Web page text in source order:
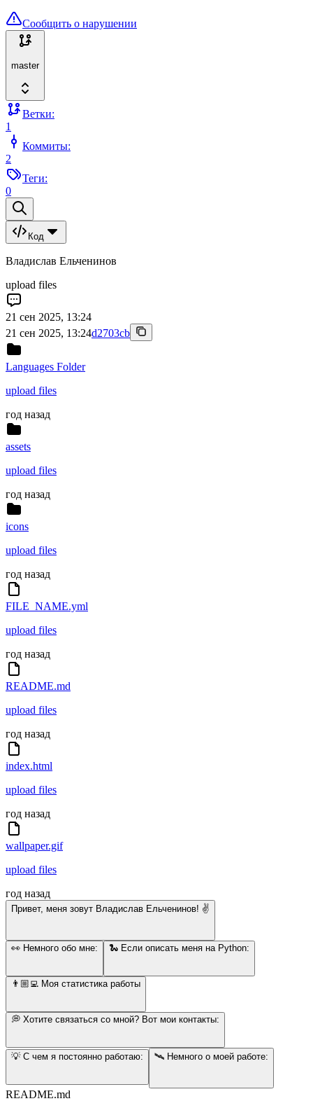
Сообщить о нарушении
master
Ветки:
1
Коммиты:
2
Теги:
0
Код
Владислав Ельченинов
upload files
21 сен 2025, 13:24
21 сен 2025, 13:24d2703cb
Languages Folder
upload files
год назад
assets
upload files
год назад
icons
upload files
год назад
FILE_NAME.yml
upload files
год назад
README.md
upload files
год назад
index.html
upload files
год назад
wallpaper.gif
upload files
год назад
Привет, меня зовут Владислав Ельченинов! ✌️
👀 Немного обо мне: 🐍 Если описать меня на Python:
👨🏼‍💻 Моя статистика работы
💭 Хотите связаться со мной? Вот мои контакты:
💡 С чем я постоянно работаю: 🛰️ Немного о моей работе:
README.md